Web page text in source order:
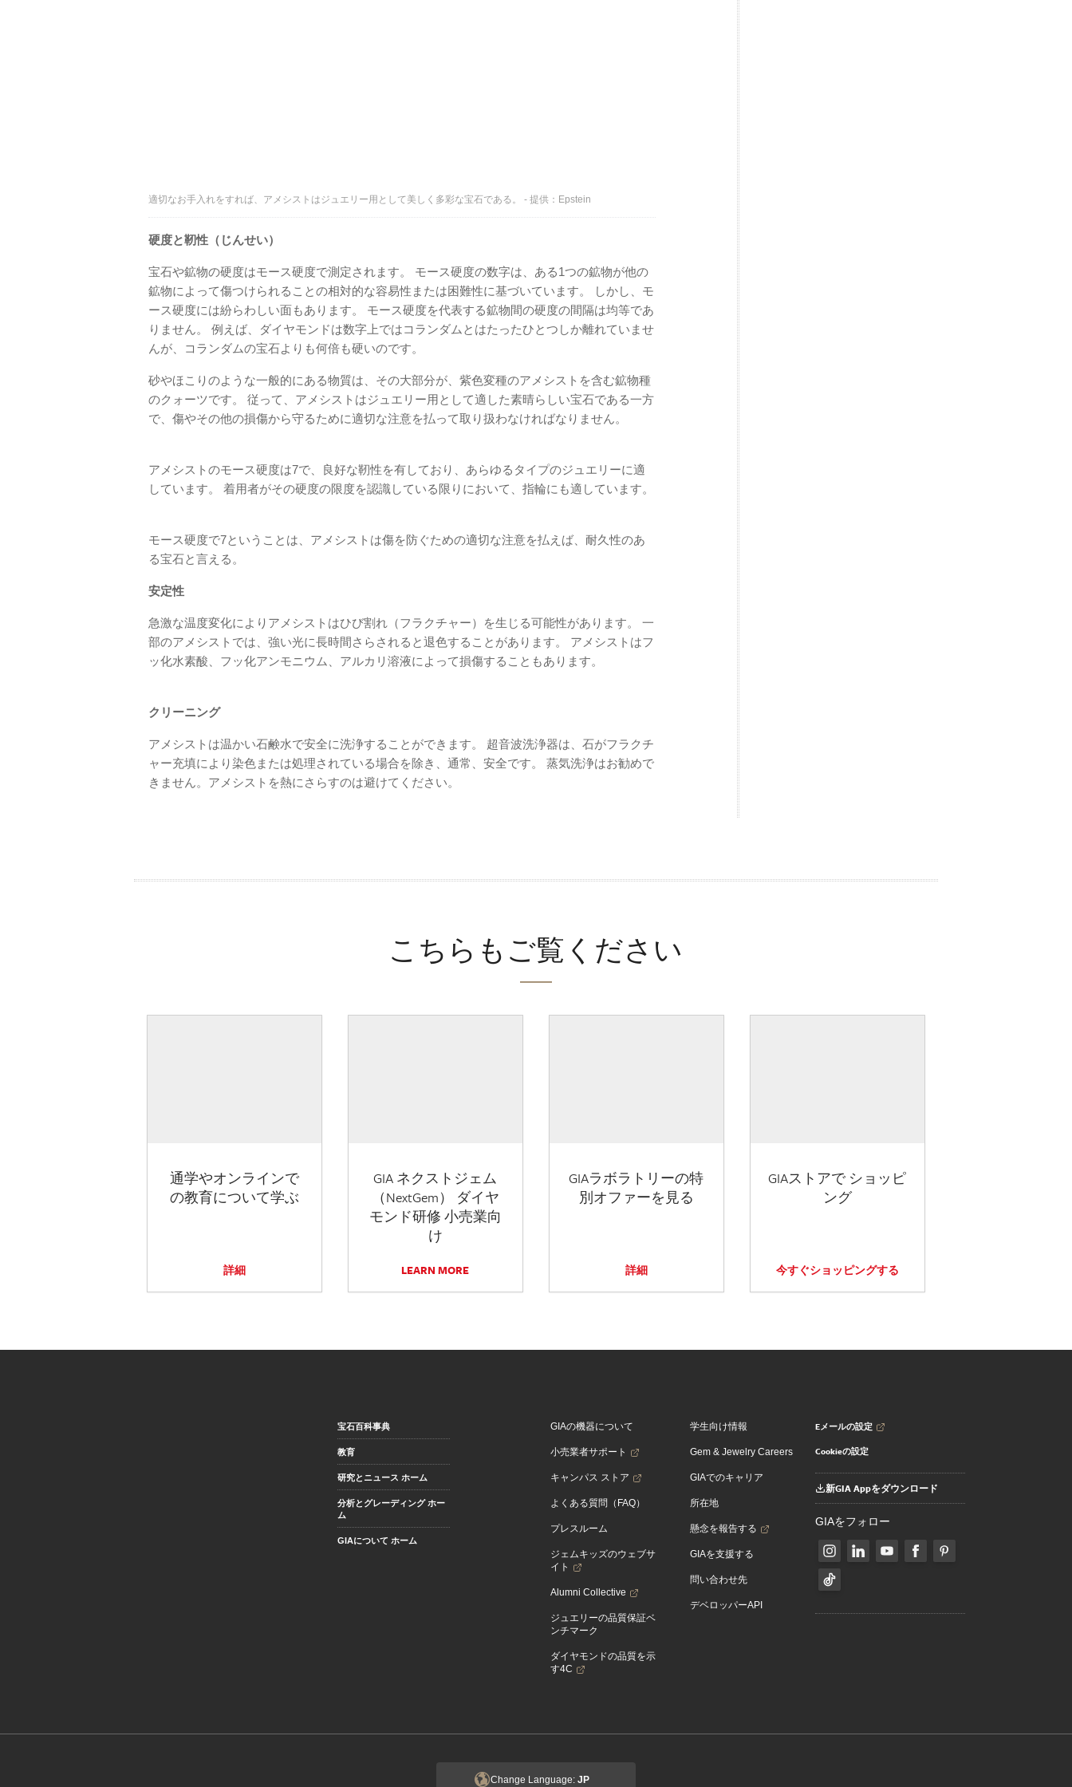
適切なお手入れをすれば、アメシストはジュエリー用として美しく多彩な宝石である。 - 提供：Epstein
硬度と靭性（じんせい）
宝石や鉱物の硬度はモース硬度で測定されます。 モース硬度の数字は、ある1つの鉱物が他の
鉱物によって傷つけられることの相対的な容易性または困難性に基づいています。 しかし、モ
ース硬度には紛らわしい面もあります。 モース硬度を代表する鉱物間の硬度の間隔は均等であ
りません。 例えば、ダイヤモンドは数字上ではコランダムとはたったひとつしか離れていませ
んが、コランダムの宝石よりも何倍も硬いのです。
砂やほこりのような一般的にある物質は、その大部分が、紫色変種のアメシストを含む鉱物種
のクォーツです。 従って、アメシストはジュエリー用として適した素晴らしい宝石である一方
で、傷やその他の損傷から守るために適切な注意を払って取り扱わなければなりません。
アメシストのモース硬度は7で、良好な靭性を有しており、あらゆるタイプのジュエリーに適
しています。 着用者がその硬度の限度を認識している限りにおいて、指輪にも適しています。
モース硬度で7ということは、アメシストは傷を防ぐための適切な注意を払えば、耐久性のあ
る宝石と言える。
安定性
急激な温度変化によりアメシストはひび割れ（フラクチャー）を生じる可能性があります。 一
部のアメシストでは、強い光に長時間さらされると退色することがあります。 アメシストはフ
ッ化水素酸、フッ化アンモニウム、アルカリ溶液によって損傷することもあります。
クリーニング
アメシストは温かい石鹸水で安全に洗浄することができます。 超音波洗浄器は、石がフラクチ
ャー充填により染色または処理されている場合を除き、通常、安全です。 蒸気洗浄はお勧めで
きません。アメシストを熱にさらすのは避けてください。
こちらもご覧ください
通学やオンラインで
の教育について学ぶ
詳細
GIA ネクストジェム
（NextGem） ダイヤ
モンド研修 小売業向
け
LEARN MORE
GIAラボラトリーの特
別オファーを見る
詳細
GIAストアで ショッピ
ング
今すぐショッピングする
宝石百科事典
教育
研究とニュース ホーム
分析とグレーディング ホー
ム
GIAについて ホーム
GIAの機器について
小売業者サポート
キャンパス ストア
よくある質問（FAQ）
プレスルーム
ジェムキッズのウェブサ
イト
Alumni Collective
ジュエリーの品質保証ベ
ンチマーク
ダイヤモンドの品質を示
す4C
学生向け情報
Gem & Jewelry Careers
GIAでのキャリア
所在地
懸念を報告する
GIAを支援する
問い合わせ先
デベロッパーAPI
Eメールの設定
Cookieの設定
新GIA Appをダウンロード
GIAをフォロー
Change Language: JP